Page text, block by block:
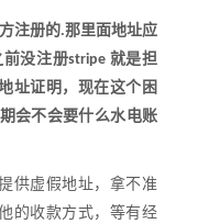
注册的.那里面地址应
前没注册stripe 就是担
址证明 ， 现在这个困
会不会要什么水电账
供虚假地址，拿不准
的收款方式，等有经